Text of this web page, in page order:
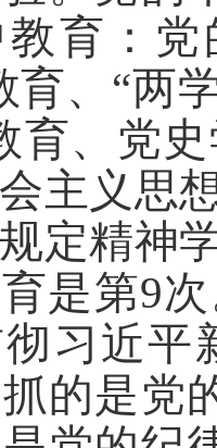
育：
育、“两
育、党
主义思
定精神
是第9
习近平
的是党